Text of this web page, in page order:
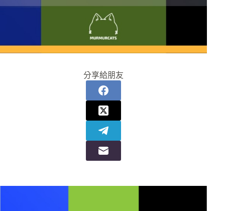
分享給朋友